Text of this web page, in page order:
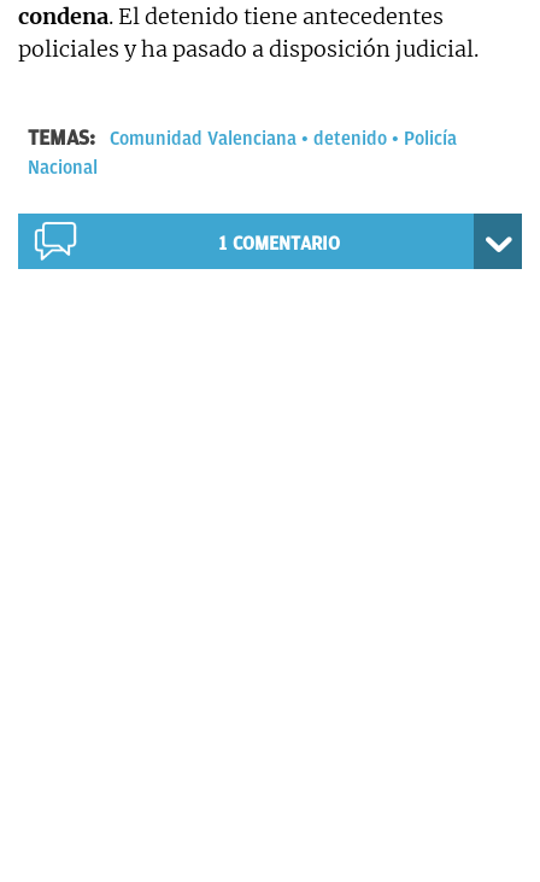
condena. El detenido tiene antecedentes
policiales y ha pasado a disposición judicial.
TEMAS: Comunidad Valenciana detenido
Policía
Nacional
1 COMENTARIO